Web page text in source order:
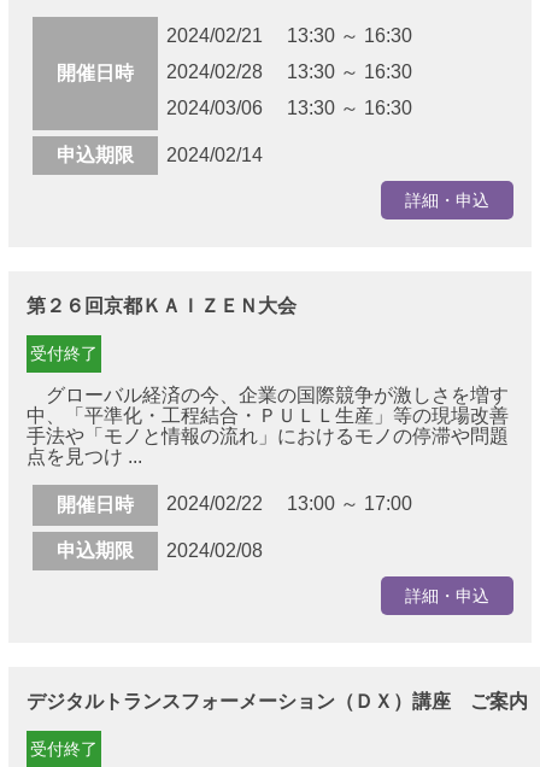
開催日時
2024/02/21 13:30 ～ 16:30
2024/02/28 13:30 ～ 16:30
2024/03/06 13:30 ～ 16:30
申込期限 2024/02/14
詳細・申込
第２６回京都ＫＡＩＺＥＮ大会
受付終了
グローバル経済の今、企業の国際競争が激しさを増す
中、「平準化・工程結合・ＰＵＬＬ生産」等の現場改善
手法や「モノと情報の流れ」におけるモノの停滞や問題
点を見つけ ...
開催日時 2024/02/22 13:00 ～ 17:00
申込期限 2024/02/08
詳細・申込
デジタルトランスフォーメーション（ＤＸ）講座 ご案内
受付終了